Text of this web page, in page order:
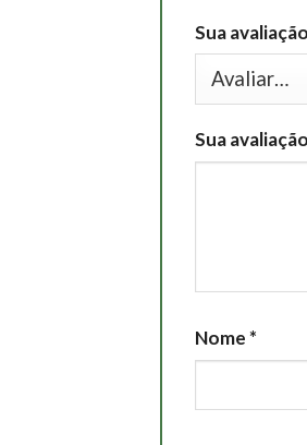
Sua avaliação
Sua
Nome*